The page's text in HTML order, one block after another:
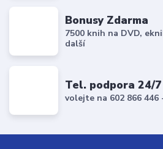
Bonusy Zdarma
7500 knih na DVD,
další
Tel. podpora 24/7
volejte na 602 866